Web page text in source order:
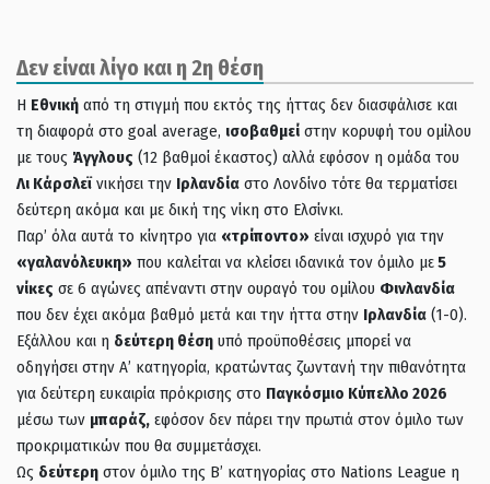
Δεν είναι λίγο και η 2η θέση
Η Εθνική από τη στιγμή που εκτός της ήττας δεν διασφάλισε και
τη διαφορά στο goal average, ισοβαθμεί στην κορυφή του ομίλου
με τους Άγγλους (12 βαθμοί έκαστος) αλλά εφόσον η ομάδα του
Λι Κάρσλεϊνικήσει την Ιρλανδία στο Λονδίνο τότε θα τερματίσει
δεύτερη ακόμα και με δική της νίκη στο Ελσίνκι.
Παρ’ όλα αυτά το κίνητρο για «τρίποντο» είναι ισχυρό για την
«γαλανόλευκη» που καλείται να κλείσει ιδανικά τον όμιλο με5
νίκες σε 6 αγώνες απέναντι στην ουραγό του ομίλου Φινλανδία
που δεν έχει ακόμα βαθμό μετά και την ήττα στην Ιρλανδία (1-0).
Εξάλλου και η δεύτερη θέση υπό προϋποθέσεις μπορεί να
οδηγήσει στην Α’ κατηγορία, κρατώντας ζωντανή την πιθανότητα
για δεύτερη ευκαιρία πρόκρισης στο Παγκόσμιο Κύπελλο 2026
μέσω των μπαράζ, εφόσον δεν πάρει την πρωτιά στον όμιλο των
προκριματικών που θα συμμετάσχει.
Ως δεύτερη στον όμιλο της Β’ κατηγορίας στο Nations League η